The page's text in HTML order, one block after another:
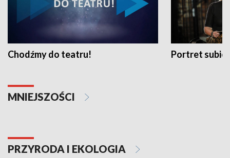
Chodźmy do teatru! Portret
MNIEJSZOŚCI
PRZYRODA I EKOLOGIA